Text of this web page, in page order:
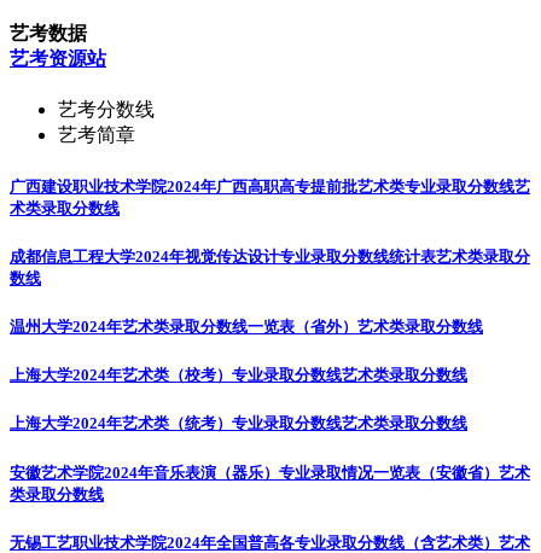
艺考数据
艺考资源站
艺考分数线
艺考简章
广西建设职业技术学院2024年广西高职高专提前批艺术类专业录取分数线艺
术类录取分数线
成都信息工程大学2024年视觉传达设计专业录取分数线统计表艺术类录取分
数线
温州大学2024年艺术类录取分数线一览表（省外） 艺术类录取分数线
上海大学2024年艺术类（校考）专业录取分数线艺术类录取分数线
上海大学2024年艺术类（统考）专业录取分数线艺术类录取分数线
安徽艺术学院2024年音乐表演（器乐）专业录取情况一览表（安徽省） 艺术
类录取分数线
无锡工艺职业技术学院2024年全国普高各专业录取分数线（含艺术类） 艺术